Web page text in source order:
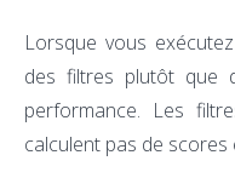
Lorsque vous
des filtres plutôt que
performance. Les
calculent pas de